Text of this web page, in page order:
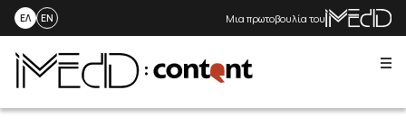
Skip
ΕΛ EN Μια πρωτοβουλία του